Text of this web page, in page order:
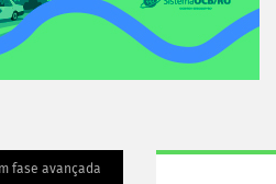
fase avançada